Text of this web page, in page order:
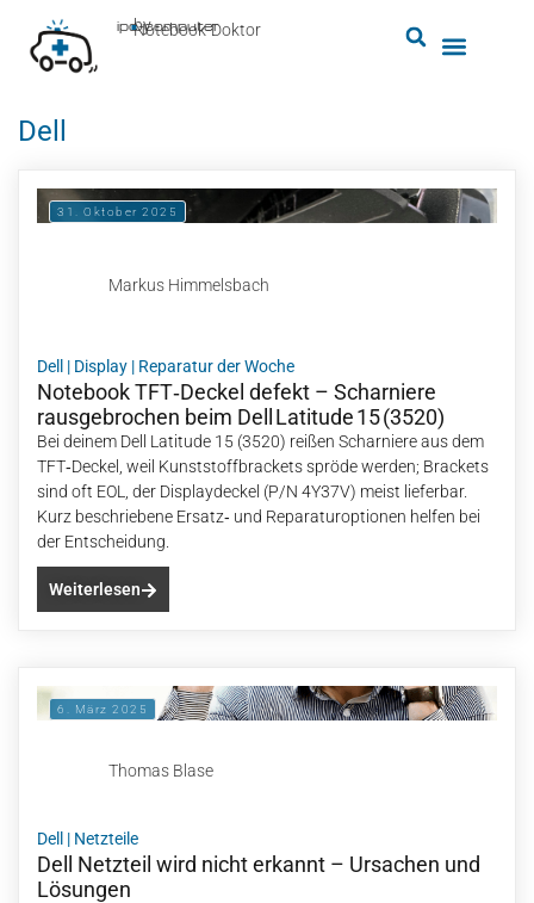
Notebook-Doktor
by
■
ipc-computer
Dell
31. Oktober 2025
Markus Himmelsbach
Dell | Display | Reparatur der Woche
Notebook TFT‑Deckel defekt – Scharniere
rausgebrochen beim Dell Latitude 15 (3520)
Bei deinem Dell Latitude 15 (3520) reißen Scharniere aus dem
TFT‑Deckel, weil Kunststoffbrackets spröde werden; Brackets
sind oft EOL, der Displaydeckel (P/N 4Y37V) meist lieferbar.
Kurz beschriebene Ersatz‑ und Reparaturoptionen helfen bei
der Entscheidung.
Weiterlesen
6. März 2025
Thomas Blase
Dell | Netzteile
Dell Netzteil wird nicht erkannt – Ursachen und
Lösungen